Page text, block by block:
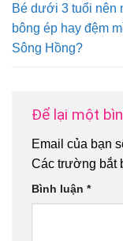
Bé dưới 3 tuổi nên
bông ép hay đệm
Sông Hồng?
Để lại một
Email của bạn
Các trường bắt
Bình luận *